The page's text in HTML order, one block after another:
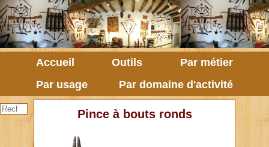
Accueil Outils
Par métier
Par usage
Par domaine d'activité
Pince à bouts ronds